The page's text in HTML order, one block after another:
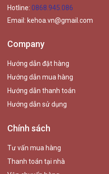
Hotline: 0868.945.086
Email: kehoa.vn@gmail.com
Company
Hướng dẫn đặt hàng
Hướng dẫn mua hàng
Hướng dẫn thanh toán
Hướng dẫn sử dụng
Chính sách
Tư vấn mua hàng
Thanh toán tại nhà